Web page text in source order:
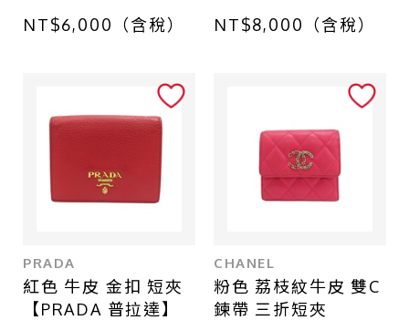
【LOUIS VUITTON
LV 路易威登】
NT$6,000（含稅）
【GUCCI 古馳】
722941
NT$8,000（含稅）
PRADA
紅色 牛皮 金扣 短夾
【PRADA 普拉達】
CHANEL
粉色 荔枝紋牛皮 雙C
鍊帶 三折短夾